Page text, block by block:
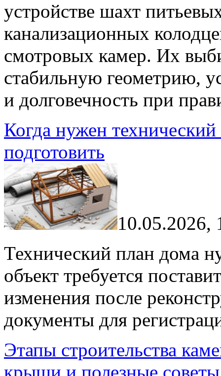
устройстве шахт
канализационных
смотровых камер. Их
стабильную геометрию,
и долговечность при
Когда нужен
подготовить
10.05.2026,
Технический план дома
объект требуется
изменения после
документы для
Этапы строительства